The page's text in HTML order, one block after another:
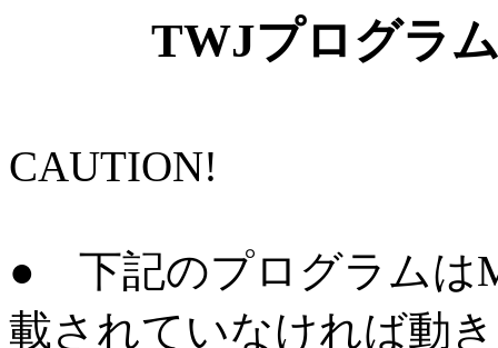
TWJプログラ
CAUTION!
● 下記のプログラムは
載されていなければ動